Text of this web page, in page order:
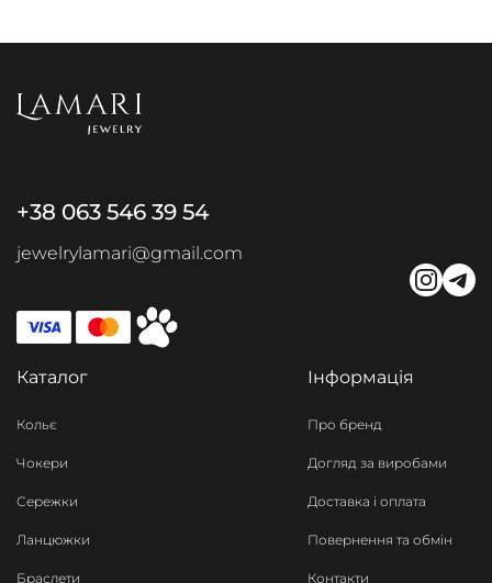
+38 063 546 39 54
jewelrylamari@gmail.com
Каталог
Кольє
Чокери
Сережки
Ланцюжки
Браслети
Інформація
Про бренд
Догляд за виробами
Доставка і оплата
Повернення та обмін
Контакти